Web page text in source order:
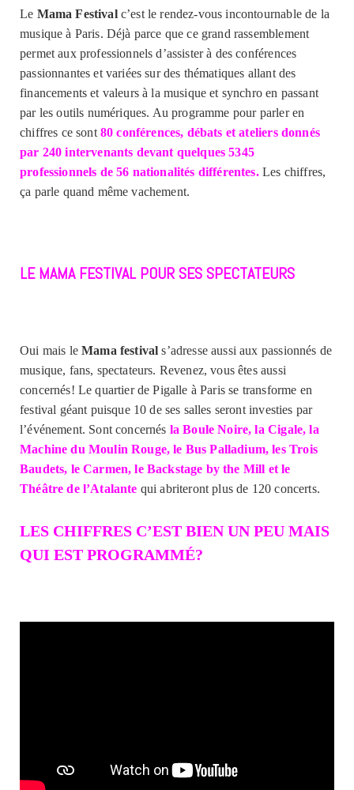
Le Mama Festivalc’est le rendez-vous incontournable de la
musique à Paris. Déjà parce que ce grand rassemblement
permet aux professionnels d’assister à des conférences
passionnantes et variées sur des thématiques allant des
financements et valeurs à la musique et synchro en passant
par les outils numériques. Au programme pour parler en
chiffres ce sont80 conférences, débats et ateliers donnés
par 240 intervenants devant quelques 5345
professionnels de 56 nationalités différentes. Les chiffres,
ça parle quand même vachement.
LE MAMA FESTIVAL POUR SES SPECTATEURS
Oui mais leMama festival s’adresse aussi aux passionnés de
musique, fans, spectateurs. Revenez, vous êtes aussi
concernés! Le quartier de Pigalle à Paris se transforme en
festival géant puisque 10 de ses salles seront investies par
l’événement. Sont concernés la Boule Noire, la Cigale, la
Machine du Moulin Rouge, le Bus Palladium, les Trois
Baudets, le Carmen, le Backstage by the Mill et le
Théâtre de l’Atalante qui abriteront plus de 120 concerts.
LES CHIFFRES C’EST BIEN UN PEU MAIS
QUI EST PROGRAMMÉ?